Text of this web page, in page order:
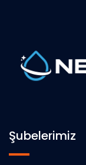
Şubelerimiz